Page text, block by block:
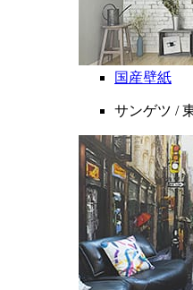
国産壁紙
サンゲツ /